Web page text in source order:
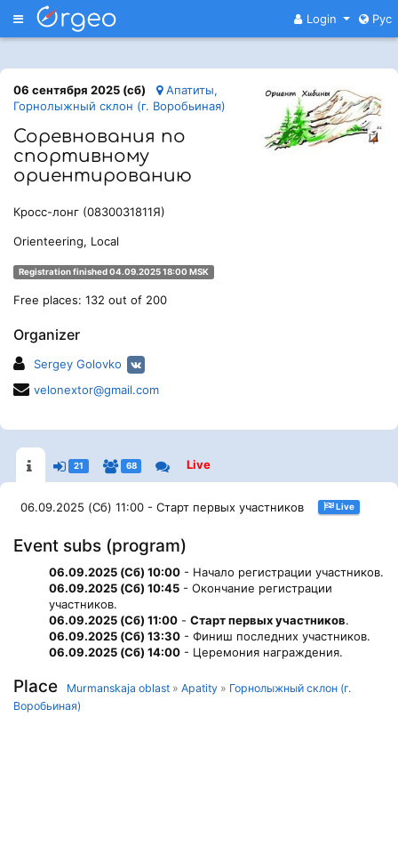
Меню Login Рус
06 сентября 2025 (сб)
Апатиты,
Горнолыжный склон (г. Воробьиная)
Соревнования по
спортивному
ориентированию
Кросс-лонг (0830031811Я)
Orienteering, Local
Registration finished 04.09.2025 18:00 MSK
Free places: 132 out of 200
Organizer
Sergey Golovko
velonextor@gmail.com
21 68 Live
06.09.2025 (Сб) 11:00 - Старт первых участников Live
Event subs (program)
06.09.2025 (Сб) 10:00 - Начало регистрации участников.
06.09.2025 (Сб) 10:45 - Окончание регистрации
участников.
06.09.2025 (Сб) 11:00 - Старт первых участников.
06.09.2025 (Сб) 13:30 - Финиш последних участников.
06.09.2025 (Сб) 14:00 - Церемония награждения.
Place Murmanskaja oblast » Apatity » Горнолыжный склон (г.
Воробьиная)